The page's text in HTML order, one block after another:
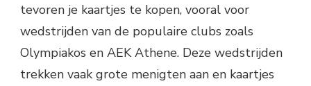
tevoren je kaartjes te kopen, vooral voor
wedstrijden van de populaire clubs zoals
Olympiakos en AEK Athene. Deze wedstrijden
trekken vaak grote menigten aan en kaartjes